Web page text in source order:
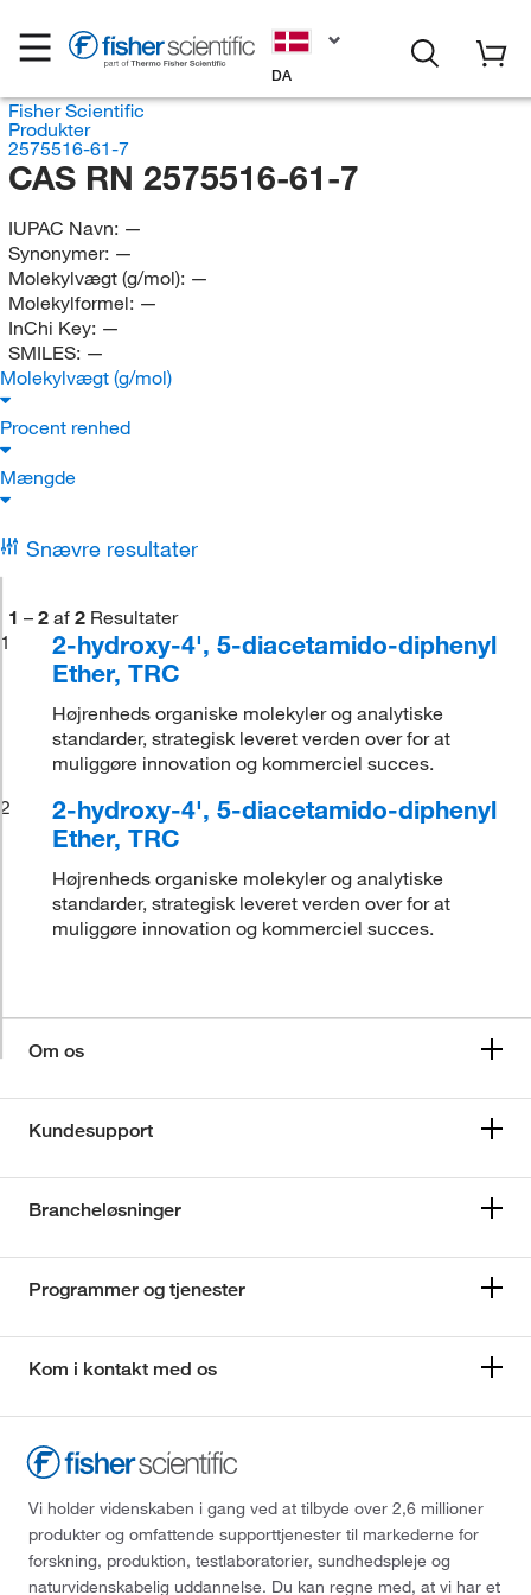
DA
Fisher Scientific
Produkter
2575516-61-7
CAS RN 2575516-61-7
IUPAC Navn: —
Synonymer: —
Molekylvægt (g/mol): —
Molekylformel: —
InChi Key: —
SMILES: —
Molekylvægt (g/mol)
Procent renhed
Mængde
Snævre resultater
1 – 2 af 2 Resultater
1
2-hydroxy-4', 5-diacetamido-diphenyl
Ether, TRC
Højrenheds organiske molekyler og analytiske
standarder, strategisk leveret verden over for at
muliggøre innovation og kommerciel succes.
2
2-hydroxy-4', 5-diacetamido-diphenyl
Ether, TRC
Højrenheds organiske molekyler og analytiske
standarder, strategisk leveret verden over for at
muliggøre innovation og kommerciel succes.
Om os
Kundesupport
Brancheløsninger
Programmer og tjenester
Kom i kontakt med os
Vi holder videnskaben i gang ved at tilbyde over 2,6 millioner
produkter og omfattende supporttjenester til markederne for
forskning, produktion, testlaboratorier, sundhedspleje og
naturvidenskabelig uddannelse. Du kan regne med, at vi har et